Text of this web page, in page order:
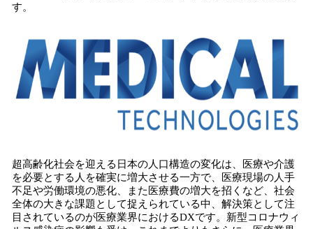
す。
超高齢化社会を迎える日本の人口構造の変化は、医療や介護
を必要とする人を確実に増大させる一方で、医療現場の人手
不足や労働環境の悪化、また医療費の増大を招くなど、社会
全体の大きな課題として捉えられている中、解決策として注
目されているのが医療業界におけるDXです。新型コロナウィ